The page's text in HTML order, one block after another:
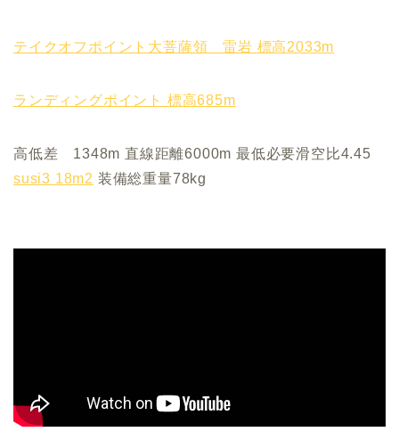
テイクオフポイント大菩薩領 雷岩 標高2033m
ランディングポイント 標高685m
高低差 1348m 直線距離6000m 最低必要滑空比4.45
susi3 18m2 装備総重量78kg